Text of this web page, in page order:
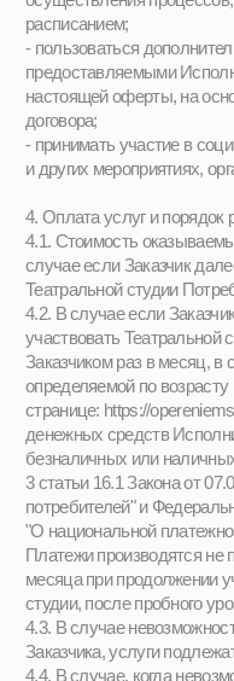
закончить оказание услуг;
- поручить оказать услуги третьим
потребовать от Исполнителя
- потребовать уменьшения стоимости
- расторгнуть договор.
6. Прекращение отношений 6.1.
прекращены досрочно в следующих
- по инициативе Потребителя или
- по обстоятельствам, не зависящим
Исполнителя.
6.2. Досрочное прекращение отношений
Потребителя или Заказчика не влечет
каких-либо дополнительных, в том
обязательств указанного Потребителя
6.4. Права и обязанности Потребителя,
законодательством РФ и локальными
Исполнителя, прекращаются с даты
7. Порядок рассмотрения споров и
7.1. Претензии Заказчика
рассмотрению по электронной почте в
дней с момента возникновения спорной
7.2. Споры и разногласия, которые
исполнении настоящей оферты, будут
разрешаться путем переговоров
Исполнителем.
7.3. В случае недостижения
судебном порядке в соответствии с
законодательством Российской
8. Обработка персональных данных
8.1. Под обработкой персональных
понимается сбор, запись,
хранение, уточнение (обновление),
передачу, обезличивание,
уничтожение информации.